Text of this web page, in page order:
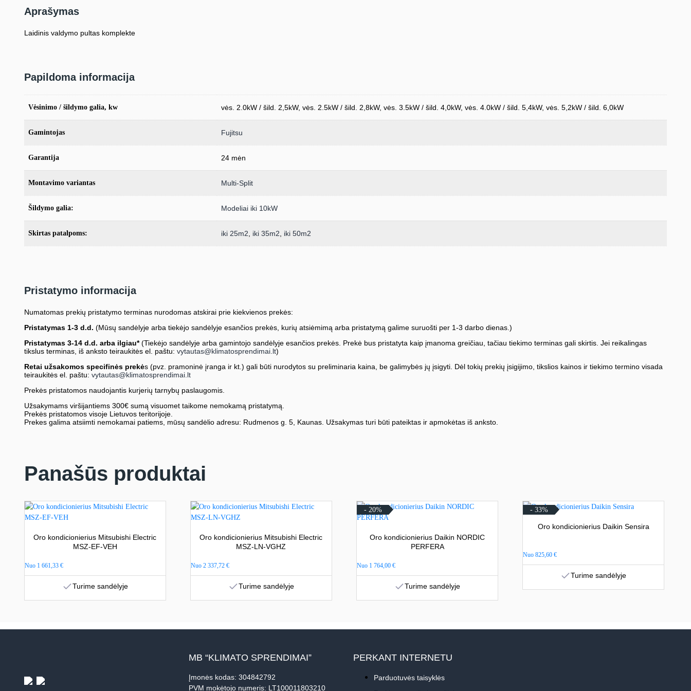
Aprašymas
Laidinis valdymo pultas komplekte
Papildoma informacija
Vėsinimo / šildymo galia, kw vės. 2.0kW / šild. 2,5kW, vės. 2.5kW / šild. 2,8kW, vės. 3.5kW / šild. 4,0kW, vės. 4.0kW / šild. 5,4kW, vės. 5,2kW / šild. 6,0kW
Gamintojas Fujitsu
Garantija 24 mėn
Montavimo variantas Multi-Split
Šildymo galia: Modeliai iki 10kW
Skirtas patalpoms: iki 25m2 iki 35m2 iki 50m2
Pristatymo informacija
Numatomas prekių pristatymo terminas nurodomas atskirai prie kiekvienos prekės:
Pristatymas 1-3 d.d. (Mūsų sandėlyje arba tiekėjo sandėlyje esančios prekės, kurių atsiėmimą arba pristatymą galime suruošti per 1-3 darbo dienas.)
Pristatymas 3-14 d.d. arba ilgiau*(Tiekėjo sandėlyje arba gamintojo sandėlyje esančios prekės. Prekė bus pristatyta kaip įmanoma greičiau, tačiau tiekimo terminas gali skirtis. Jei reikalingas
tikslus terminas, iš anksto teiraukitės el. paštu: vytautas@klimatosprendimai.lt)
Retai užsakomos specifinės prekės (pvz. pramoninė įranga ir kt.) gali būti nurodytos su preliminaria kaina, be galimybės jų įsigyti. Dėl tokių prekių įsigijimo, tikslios kainos ir tiekimo termino visada
teiraukitės el. paštu: vytautas@klimatosprendimai.lt
Prekės pristatomos naudojantis kurjerių tarnybų paslaugomis.
Užsakymams viršijantiems 300€ sumą visuomet taikome nemokamą pristatymą.
Prekės pristatomos visoje Lietuvos teritorijoje.
Prekes galima atsiimti nemokamai patiems, mūsų sandėlio adresu: Rudmenos g. 5, Kaunas. Užsakymas turi būti pateiktas ir apmokėtas iš anksto.
Panašūs produktai
Oro kondicionierius Mitsubishi Electric
MSZ-EF-VEH
Nuo 1 661,33 €
Turime sandėlyje
Oro kondicionierius Mitsubishi Electric
MSZ-LN-VGHZ
Nuo2 337,72€
Turime sandėlyje
- 20%
Oro kondicionierius Daikin NORDIC
PERFERA
Nuo 1 764,00€
Turime sandėlyje
- 33%
Oro kondicionierius Daikin Sensira
Nuo825,60€
Turime sandėlyje
MB “KLIMATO SPRENDIMAI”
Įmonės kodas: 304842792
PVM mokėtojo numeris: LT100011803210
PERKANT INTERNETU
Parduotuvės taisyklės